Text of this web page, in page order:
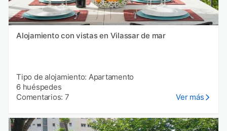
Alojamiento con vistas en Vilassar de mar
Tipo de alojamiento: Apartamento
6 huéspedes
Comentarios: 7
Ver más